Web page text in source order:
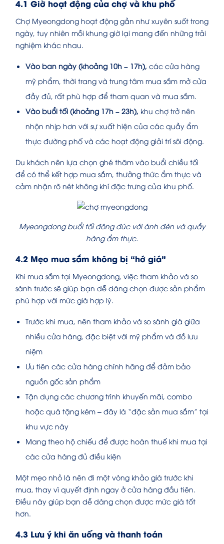
4.1 Giờ hoạt động của chợ và khu phố
Chợ Myeongdong hoạt động gần như xuyên suốt trong
ngày, tuy nhiên mỗi khung giờ lại mang đến những trải
nghiệm khác nhau.
Vào ban ngày (khoảng 10h – 17h), các cửa hàng
mỹ phẩm, thời trang và trung tâm mua sắm mở cửa
đầy đủ, rất phù hợp để tham quan và mua sắm.
Vào buổi tối (khoảng 17h – 23h), khu chợ trở nên
nhộn nhịp hơn với sự xuất hiện của các quầy ẩm
thực đường phố và các hoạt động giải trí sôi động.
Du khách nên lựa chọn ghé thăm vào buổi chiều tối
để có thể kết hợp mua sắm, thưởng thức ẩm thực và
cảm nhận rõ nét không khí đặc trưng của khu phố.
Myeongdong buổi tối đông đúc với ánh đèn và quầy
hàng ẩm thực.
4.2 Mẹo mua sắm không bị “hớ giá”
Khi mua sắm tại Myeongdong, việc tham khảo và so
sánh trước sẽ giúp bạn dễ dàng chọn được sản phẩm
phù hợp với mức giá hợp lý.
Trước khi mua, nên tham khảo và so sánh giá giữa
nhiều cửa hàng, đặc biệt với mỹ phẩm và đồ lưu
niệm
Ưu tiên các cửa hàng chính hãng để đảm bảo
nguồn gốc sản phẩm
Tận dụng các chương trình khuyến mãi, combo
hoặc quà tặng kèm – đây là “đặc sản mua sắm” tại
khu vực này
Mang theo hộ chiếu để được hoàn thuế khi mua tại
các cửa hàng đủ điều kiện
Một mẹo nhỏ là nên đi một vòng khảo giá trước khi
mua, thay vì quyết định ngay ở cửa hàng đầu tiên.
Điều này giúp bạn dễ dàng chọn được mức giá tốt
hơn.
4.3 Lưu ý khi ăn uống và thanh toán